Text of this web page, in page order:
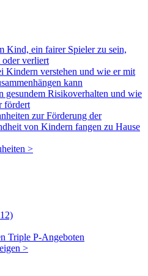
Kind, ein fairer Spieler zu sein,
oder verliert
Kindern verstehen und wie er mit
kann
gesundem Risikoverhalten und wie
fördert
zur Förderung der
von Kindern fangen zu Hause
>
Triple P-Angeboten
>